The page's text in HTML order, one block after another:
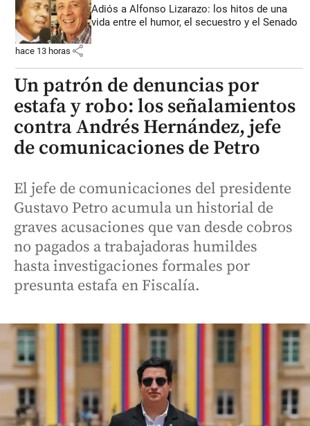
Adiós a Alfonso Lizarazo: los hitos de una
vida entre el humor, el secuestro y el Senado
hace 13 horas share
Un patrón de denuncias por
estafa y robo: los señalamientos
contra Andrés Hernández, jefe
de comunicaciones de Petro
El jefe de comunicaciones del presidente
Gustavo Petro acumula un historial de
graves acusaciones que van desde cobros
no pagados a trabajadoras humildes
hasta investigaciones formales por
presunta estafa en Fiscalía.